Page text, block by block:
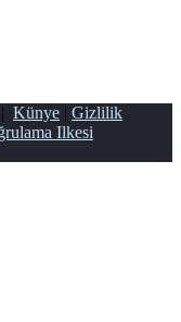
Künye | Gizlilik
Ilkesi